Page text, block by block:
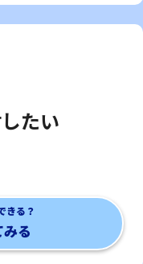
たい
きる？
る